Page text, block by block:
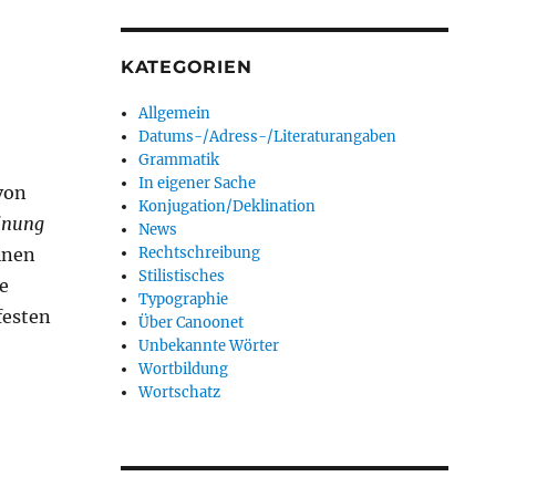
KATEGORIEN
Allgemein
Datums-/Adress-/Literaturangaben
Grammatik
In eigener Sache
Konjugation/Deklination
News
Rechtschreibung
Stilistisches
Typographie
Über Canoonet
Unbekannte Wörter
Wortbildung
Wortschatz